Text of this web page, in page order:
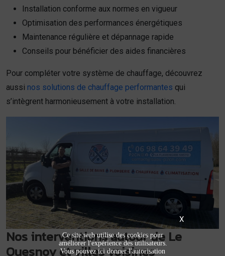
Installation conforme aux normes en vigueur
Optimisation des performances énergétiques
Maintenance régulière et dépannage rapide
Conseils pour bénéficier des aides financières
Pour compléter votre système de chauffage, découvrez
aussi nos solutions de chauffage performantes qui
s’intègrent harmonieusement à votre installation.
Nos interventions autour de Le
Quesnoy et villes voisines
X
Ce site web utilise des cookies pour
améliorer l'expérience des utilisateurs.
Vous pouvez ici donner l'autorisation